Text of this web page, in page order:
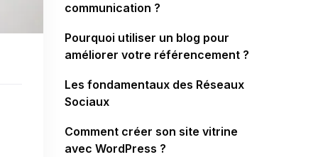
communication ?
Pourquoi utiliser un blog pour
améliorer votre référencement ?
Les fondamentaux des Réseaux
Sociaux
Comment créer son site vitrine
avec WordPress ?